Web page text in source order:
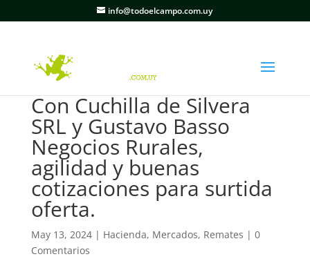
info@todoelcampo.com.uy
Con Cuchilla de Silvera
SRL y Gustavo Basso
Negocios Rurales,
agilidad y buenas
cotizaciones para surtida
oferta.
May 13, 2024| Hacienda, Mercados, Remates | 0
Comentarios